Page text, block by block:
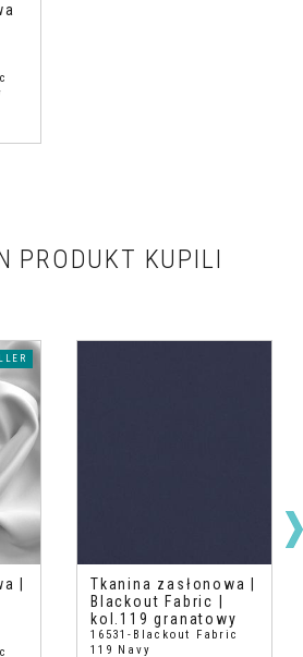
PRODUKT KUPILI
|
Tkanina zasłonowa |
Blackout Fabric |
kol.119 granatowy
16531-Blackout Fabric
119 Navy